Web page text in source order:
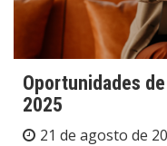
Oportunidades
2025
21 de agosto de